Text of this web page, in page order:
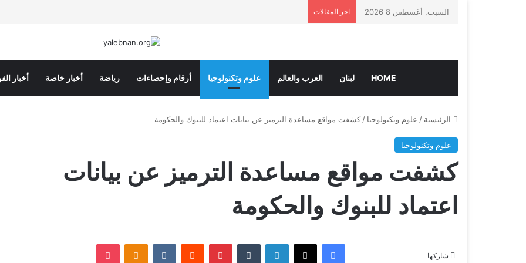
السبت, أغسطس 8 2026 اخر المقالات
HOME لبنان العرب والعالم علوم وتكنولوجيا أرقام وإحصاءات رياضة أخبار خاصة أخبار
الرئيسية / علوم وتكنولوجيا / كشفت مواقع مساعدة الترميز عن بيانات اعتماد للبنوك والحكومة
علوم وتكنولوجيا
كشفت مواقع مساعدة الترميز عن بيانات
اعتماد للبنوك والحكومة
شاركها
فيسبوك ‫X لينكدإن بينتيريست ‏VKontakte